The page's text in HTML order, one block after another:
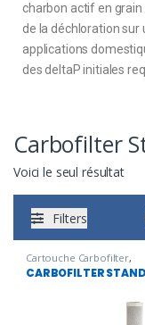
charbon actif en
de la déchloration sur
applications
des deltaP initiales
Carbofilter
Voici le seul résultat
Filters
Cartouche Carbofilter,
Application marines,
Standard,CARTOUCHES,
CARBOFILTER